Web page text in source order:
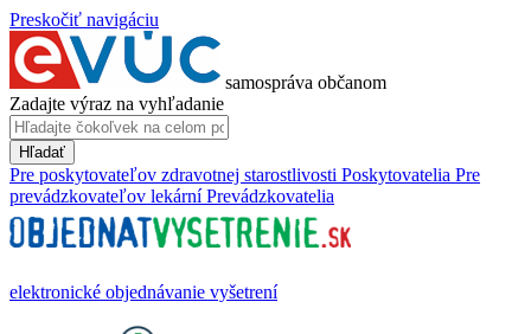
Preskočiť navigáciu
samospráva občanom
Zadajte výraz na vyhľadanie
Hľadať
Pre poskytovateľov zdravotnej starostlivosti Poskytovatelia Pre
prevádzkovateľov lekární Prevádzkovatelia
elektronické objednávanie vyšetrení